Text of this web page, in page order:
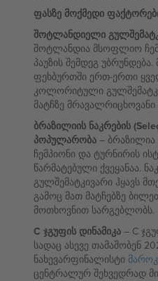
ფასზე მოქმედი
შოტლანდიელი
შოტლანდია მსოფლიო
პაუზის შემდეგ
ფეხბურთში ერთ-ერთი
კოლორიტული
მატჩზე
ბრაზილიის ნაკრების
პოპულარობა –
ჩემპიონი და ტურნირის
წარმატებული ქვეყანაა.
გულშემატკივარი ჰყავს
გამოც მათ მატჩებზე
მოთხოვნით სარგებლობს.
C ჯგუფის დინამიკა – C
სადაც ასევე თამაშობენ
ნახევარფინალისტი
ცენტრალურ შეხვედრად